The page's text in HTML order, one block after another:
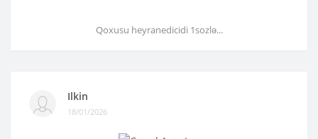
Qoxusu heyranedicidi 1sozlə...
Ilkin
18/01/2026